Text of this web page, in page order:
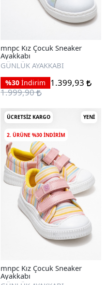
mnpc Kız Çocuk Sneaker
Ayakkabı
GÜNLÜK AYAKKABI
%30 İndirim
1.399,93
1.999,90
ÜCRETSIZ KARGO YENI
2. ÜRÜNE %30 INDIRIM
mnpc Kız Çocuk Sneaker
Ayakkabı